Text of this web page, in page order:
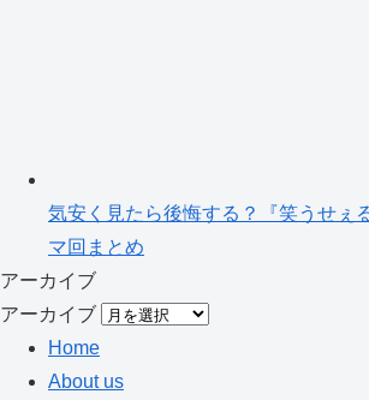
気安く見たら後悔する？『笑うせぇ
マ回まとめ
アーカイブ
アーカイブ
Home
About us